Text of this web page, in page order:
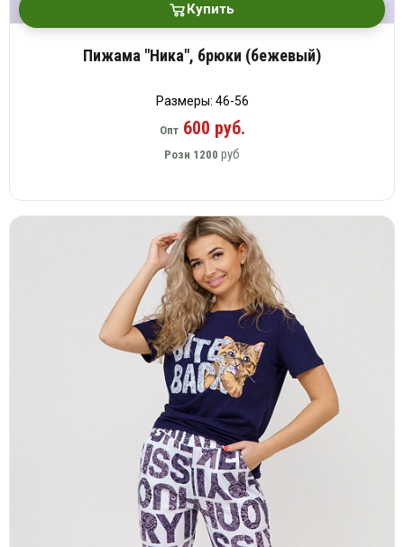
Купить
Пижама "Ника", брюки (бежевый)
Размеры: 46-56
Опт600 руб.
Розн 1200 руб